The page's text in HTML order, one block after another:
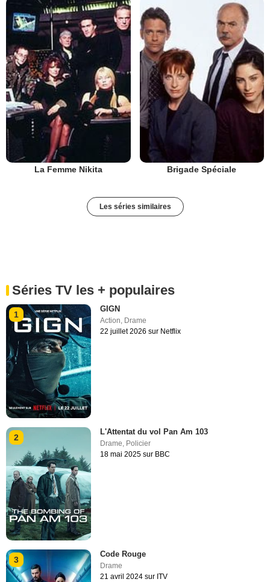
La Femme Nikita Brigade Spéciale
Les séries similaires
Séries TV les + populaires
1
GIGN
Action, Drame
22 juillet 2026 sur Netflix
2
L'Attentat du vol Pan Am 103
Drame Policier
18 mai 2025 sur BBC
3
Code Rouge
Drame
21 avril 2024 sur ITV